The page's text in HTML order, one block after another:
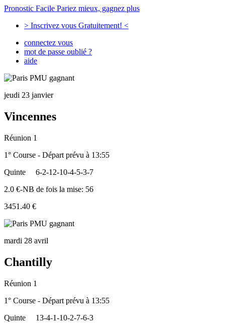
Pronostic Facile Pariez mieux, gagnez plus
> Inscrivez vous Gratuitement! <
connectez vous
mot de passe oublié ?
aide
jeudi 23 janvier
Vincennes
Réunion 1
1° Course - Départ prévu à 13:55
Quinte
6-2-12-10-4-5-3-7
2.0 €-NB de fois la mise: 56
3451.40 €
mardi 28 avril
Chantilly
Réunion 1
1° Course - Départ prévu à 13:55
Quinte
13-4-1-10-2-7-6-3